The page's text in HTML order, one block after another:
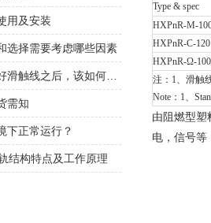
Type & spec
HXPnR-M-
HXPnR-C-120
HXPnR-Ω-100
注：1、滑触
Note：1、
由阻燃型塑
电，信号
用及安装
选择需要考虑哪些因素
需知
下正常运行？
结构特点及工作原理